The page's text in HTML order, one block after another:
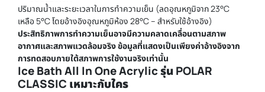
ปริมาณน้ำและระยะเวลาในการทำความเย็น (ลดอุณหภูมิจาก 23°C
เหลือ 5°C โดยอ้างอิงอุณหภูมิห้อง 28°C – สำหรับใช้อ้างอิง)
ประสิทธิภาพการทำความเย็นอาจมีความคลาดเคลื่อนตามสภาพ
อากาศและสภาพแวดล้อมจริง ข้อมูลที่แสดงเป็นเพียงค่าอ้างอิงจาก
การทดสอบภายใต้สภาพการใช้งานจริงเท่านั้น
Ice Bath All In One Acrylic รุ่น POLAR
CLASSIC เหมาะกับใคร